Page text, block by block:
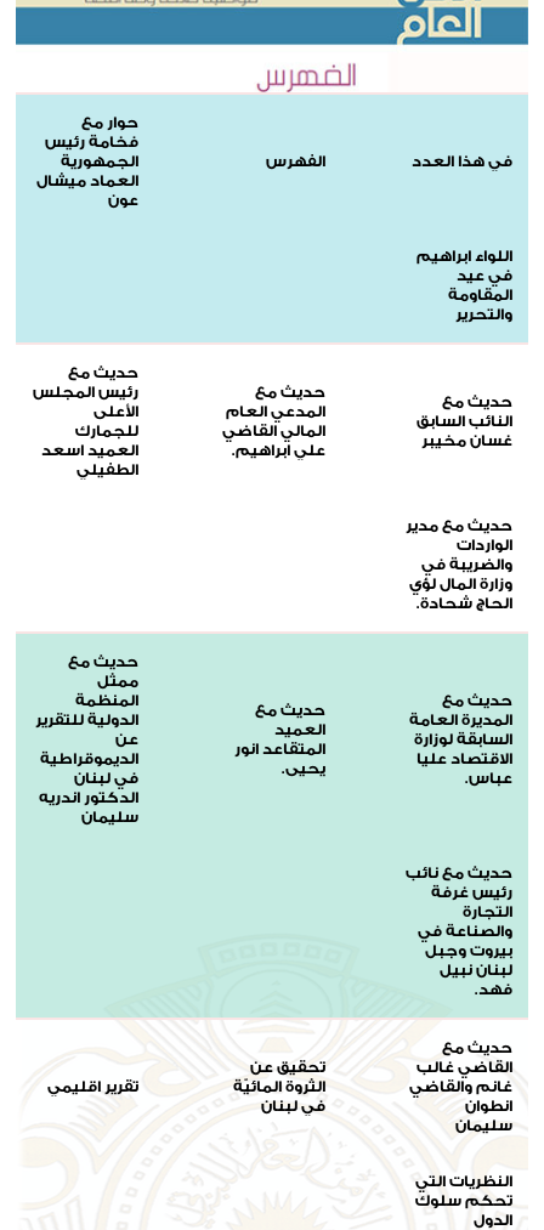
في هذا العدد الفهرس
حوار مع
فخامة رئيس
الجمهورية
العماد ميشال
عون
اللواء ابراهيم
في عيد
المقاومة
والتحرير
حديث مع
النائب السابق
غسان مخيبر
حديث مع
المدعي العام
المالي القاضي
علي ابراهيم.
حديث مع
رئيس المجلس
الأعلى
للجمارك
العميد اسعد
الطفيلي
حديث مع مدير
الواردات
والضريبة في
وزارة المال لؤي
الحاج شحادة.
حديث مع
المديرة العامة
السابقة لوزارة
الاقتصاد عليا
عباس.
حديث مع
العميد
المتقاعد انور
يحيى.
حديث مع
ممثل
المنظمة
الدولية للتقرير
عن
الديموقراطية
في لبنان
الدكتور اندريه
سليمان
حديث مع نائب
رئيس غرفة
التجارة
والصناعة في
بيروت وجبل
لبنان نبيل
فهد.
حديث مع
القاضي غالب
غانم والقاضي
انطوان
سليمان
تحقيق عن
الثروة المائيّة
في لبنان
تقرير اقليمي
النظريات التي
تحكم سلوك
الدول